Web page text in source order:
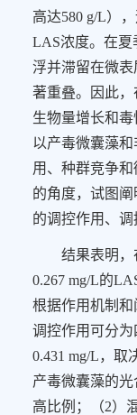
高达580 g/L）
LAS浓度。在夏
浮并滞留在微
著重叠。因此，
生物量增长和毒
以产毒微囊藻
用、种群竞争
的角度，试图
的调控作用、调
结果表明
0.267 mg/L的
根据作用机制和
调控作用可分
0.431 mg/L，取
产毒微囊藻的
高比例；（2）